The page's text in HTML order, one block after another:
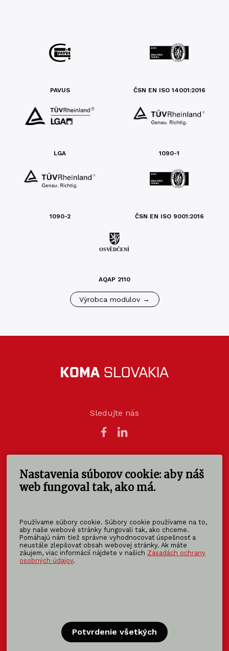
Nastavenia súborov cookie: aby náš
web fungoval tak, ako má.
Používame súbory cookie. Súbory cookie používame na to,
aby naše webové stránky fungovali tak, ako chceme.
Pomáhajú nám tiež správne vyhodnocovať úspešnosť a
neustále zlepšovať obsah webovej stránky. Ak máte
záujem, viac informácií nájdete v našich Zásadách ochrany
osobných údajov.
Potvrdenie všetkých
PAVUS ČSN EN ISO 14001:2016
LGA 1090-1
1090-2 ČSN EN ISO 9001:2016
AQAP 2110
Výrobca modulov →
Sledujte nás
KOMA SLOVAKIA s.r.o.
Štúrova 140
949 01 Nitra - Mlynárce
info@koma-slovakia.sk
+ 421 37 6518 325
Patríme do rodiny KOMA FAMILY